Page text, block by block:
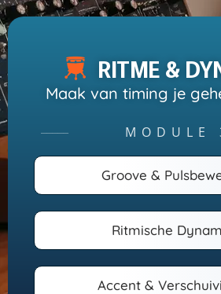
RITME &
Maak van timing je
───── MODULE
Groove &
Ritmische
Accent &